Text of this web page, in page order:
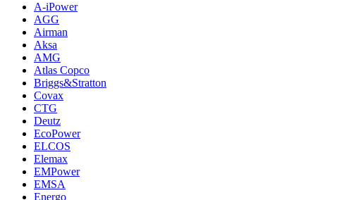
A-iPower
AGG
Airman
Aksa
AMG
Atlas Copco
Briggs&Stratton
Covax
CTG
Deutz
EcoPower
ELCOS
Elemax
EMPower
EMSA
Energo